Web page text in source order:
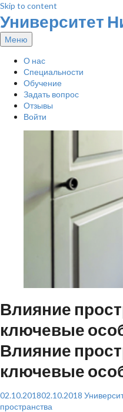
Skip to content
Университет
Меню
О нас
Специальности
Обучение
Задать вопрос
Отзывы
Войти
Влияние
ключевые
Влияние
ключевые
02.10.201802.10.2018
пространства